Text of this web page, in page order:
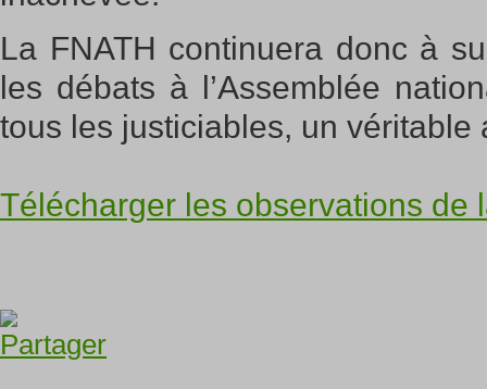
La FNATH continuera donc à
les débats à l’Assemblée
tous les justiciables, un
Télécharger les observations de